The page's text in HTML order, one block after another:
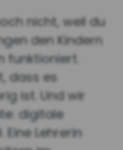
nicht, weil du
den Kindern
funktioniert.
dass es
ist. Und wir
digitale
Lehrerin